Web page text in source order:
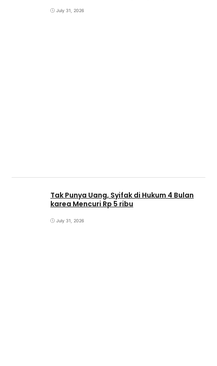
July 31, 2026
Tak Punya Uang, Syifak di Hukum 4 Bulan
karea Mencuri Rp 5 ribu
July 31, 2026